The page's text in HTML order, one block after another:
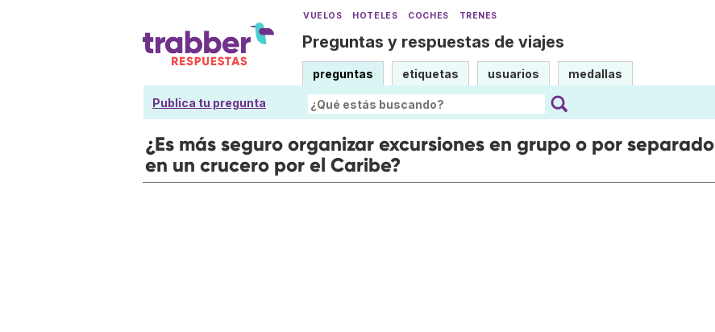
VUELOS HOTELES COCHES TRENES
Preguntas y respuestas de viajes
preguntas etiquetas usuarios medallas
Publica tu pregunta
¿Es más seguro organizar excursiones en grupo o por separado
en un crucero por el Caribe?